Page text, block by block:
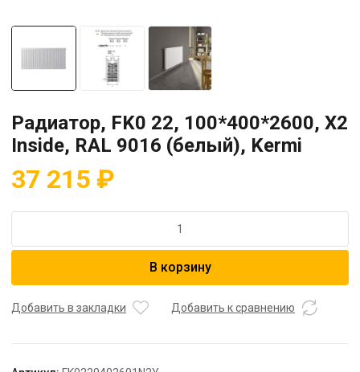
Радиатор, FK0 22, 100*400*2600, X2
Inside, RAL 9016 (белый), Kermi
37 215 ₽
Радиатор,
100*400*2600,
В корзину
Добавить в закладки Добавить к сравнению